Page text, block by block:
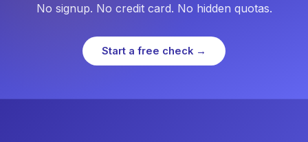
No signup. No credit card. No hidden quotas.
Start a free check →